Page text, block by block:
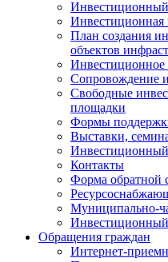
Инвестиционная
План создания
объектов
Инвестиционное
Сопровождение
Свободные
площадки
Формы
Выставки,
Инвестиционный
Контакты
Форма обратной
Муниципально-
Обращения граждан
Интернет-